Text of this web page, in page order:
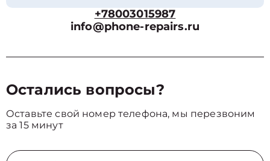
+78003015987
info@phone-repairs.ru
Остались вопросы?
Оставьте свой номер телефона, мы перезвоним
за 15 минут